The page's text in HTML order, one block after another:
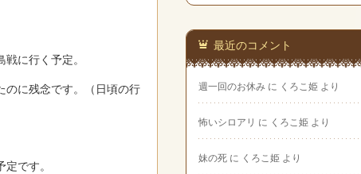
に行く予定。
のに残念です。（日頃の行
です。
最近のコメント
週一回のお休み に くろこ姫 より
怖いシロアリ に くろこ姫 より
妹の死 に くろこ姫 より